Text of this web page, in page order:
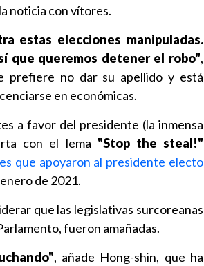
noticia con vítores.
estas elecciones manipuladas.
que queremos detener el robo",
prefiere no dar su apellido y está
en económicas.
a favor del presidente (la inmensa
con el lema "Stop the steal!"
que apoyaron al presidente electo
de 2021.
que las legislativas surcoreanas
fueron amañadas.
, añade Hong-shin, que ha